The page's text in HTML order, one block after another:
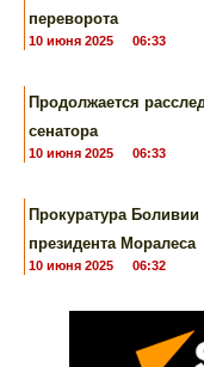
переворота
10 июня 2025 06:33
Продолжается
сенатора
10 июня 2025 06:33
Прокуратура
президента Моралеса
10 июня 2025 06:32